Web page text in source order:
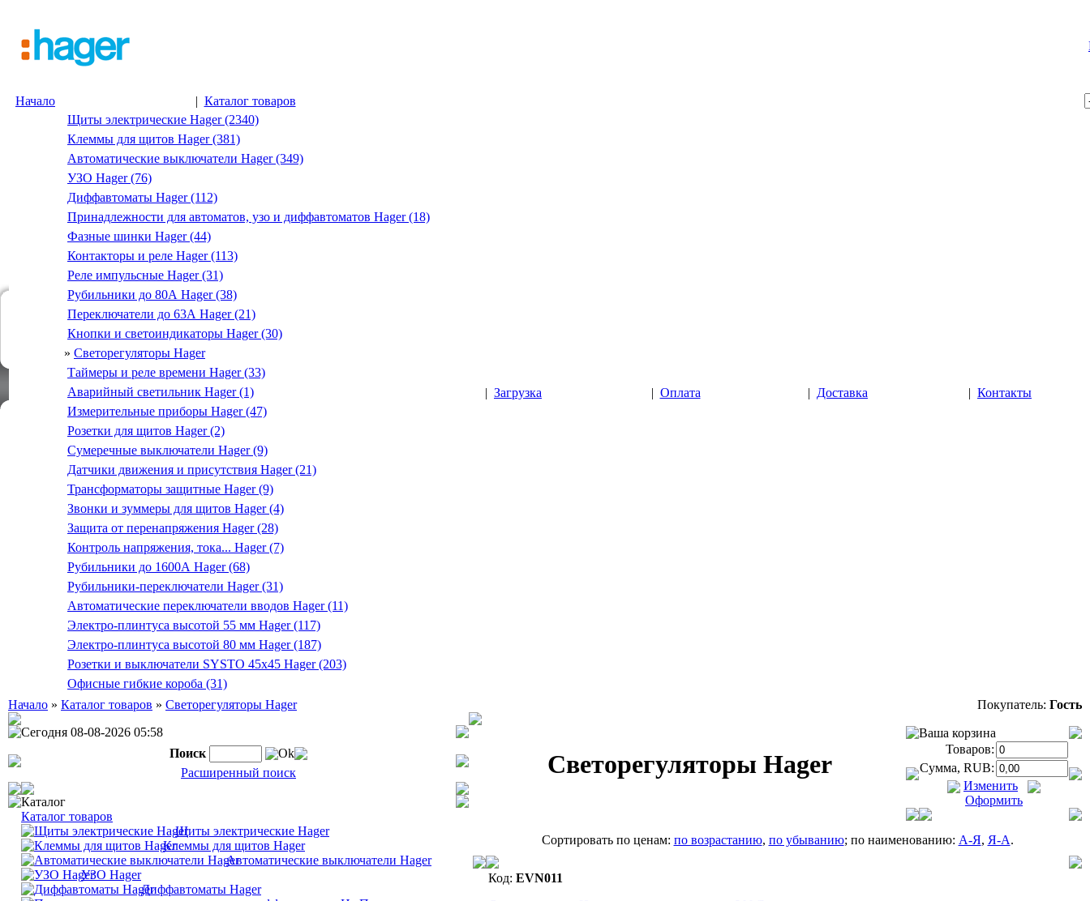
Начало | Каталог товаров
Щиты электрические Hager (2340)
Клеммы для щитов Hager (381)
Автоматические выключатели Hager (349)
УЗО Hager (76)
Диффавтоматы Hager (112)
Принадлежности для автоматов, узо и диффавтоматов Hager (18)
Фазные шинки Hager (44)
Контакторы и реле Hager (113)
Реле импульсные Hager (31)
Рубильники до 80А Hager (38)
Переключатели до 63А Hager (21)
Кнопки и светоиндикаторы Hager (30)
» Светорегуляторы Hager
Таймеры и реле времени Hager (33)
Аварийный светильник Hager (1)
Измерительные приборы Hager (47)
Розетки для щитов Hager (2)
Сумеречные выключатели Hager (9)
Датчики движения и присутствия Hager (21)
Трансформаторы защитные Hager (9)
Звонки и зуммеры для щитов Hager (4)
Защита от перенапряжения Hager (28)
Контроль напряжения, тока... Hager (7)
Рубильники до 1600А Hager (68)
Рубильники-переключатели Hager (31)
Автоматические переключатели вводов Hager (11)
Электро-плинтуса высотой 55 мм Hager (117)
Электро-плинтуса высотой 80 мм Hager (187)
Розетки и выключатели SYSTO 45х45 Hager (203)
Офисные гибкие короба (31)
| Загрузка | Оплата | Доставка | Контакты
Начало » Каталог товаров » Светорегуляторы Hager Покупатель: Гость
Сегодня 08-08-2026 05:58
Поиск
Ok
Расширенный поиск
Каталог
Каталог товаров
Щиты электрические Hager
Клеммы для щитов Hager
Автоматические выключатели Hager
УЗО Hager
Диффавтоматы Hager
Светорегуляторы Hager
Ваша корзина
Товаров:
Сумма, RUB:
Изменить
Оформить
Cортировать по ценам: по возрастанию, по убыванию; по наименованию: А-Я, Я-А.
Код: EVN011